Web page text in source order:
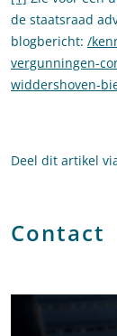
de staatsraad
blogbericht: /
vergunningen-
widdershoven-
Deel dit artikel
Contact